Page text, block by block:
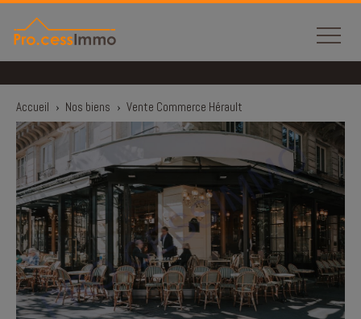
Accueil › Nos biens › Vente Commerce Hérault
Panneau de gestion des cookies